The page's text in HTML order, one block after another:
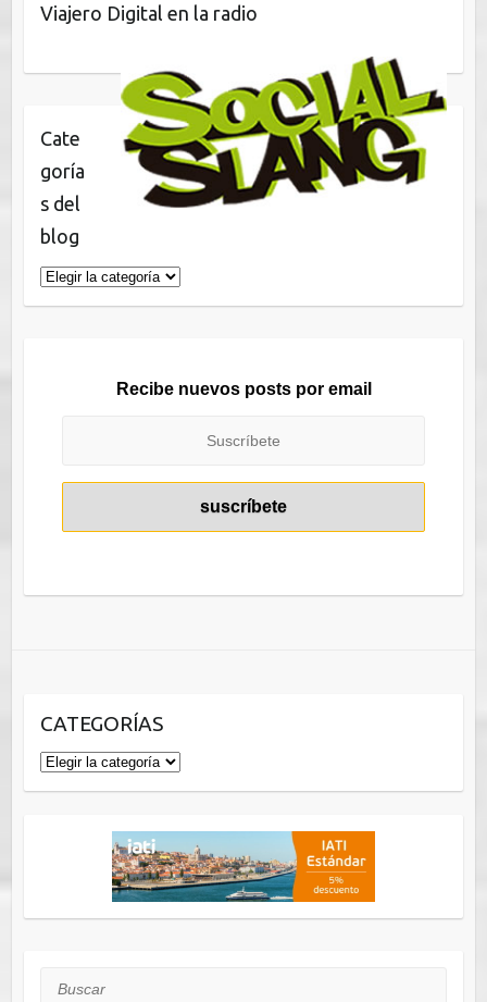
Viajero Digital en la radio
Cate
goría
s del
blog
Categorías
Recibe nuevos posts por email
CATEGORÍAS
Categorías
Buscar